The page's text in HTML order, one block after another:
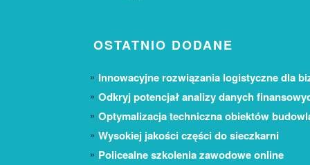
OSTATNIO DODANE
Innowacyjne rozwiązania logistyczne dla
Odkryj potencjał analizy danych
Optymalizacja techniczna obiektów
Wysokiej jakości części do sieczkarni
Policealne szkolenia zawodowe online